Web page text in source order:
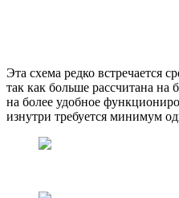
Эта схема редко встречается
так как больше рассчитана на
на более удобное
изнутри требуется минимум